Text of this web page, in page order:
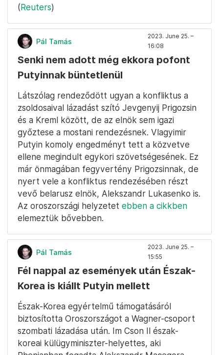
(Reuters)
Pál Tamás
2023. June 25. –
16:08
Senki nem adott még ekkora pofont
Putyinnak büntetlenül
Látszólag rendeződött ugyan a konfliktus a
zsoldosaival lázadást szító Jevgenyij Prigozsin
és a Kreml között, de az elnök sem igazi
győztese a mostani rendezésnek. Vlagyimir
Putyin komoly engedményt tett a közvetve
ellene megindult egykori szövetségesének. Ez
már önmagában fegyvertény Prigozsinnak, de
nyert vele a konfliktus rendezésében részt
vevő belarusz elnök, Alekszandr Lukasenko is.
Az oroszországi helyzetet ebben a cikkben
elemeztük bővebben.
Pál Tamás
2023. June 25. –
15:55
Fél nappal az események után Észak-
Korea is kiállt Putyin mellett
Észak-Korea egyértelmű támogatásáról
biztosította Oroszországot a Wagner-csoport
szombati lázadása után. Im Cson Il észak-
koreai külügyminiszter-helyettes, aki